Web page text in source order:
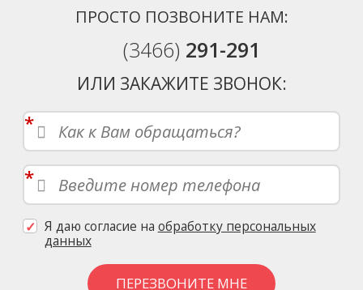
ПРОСТО ПОЗВОНИТЕ НАМ:
(3466) 291-291
ИЛИ ЗАКАЖИТЕ ЗВОНОК:
*
*
Я даю согласие на обработку персональных
данных